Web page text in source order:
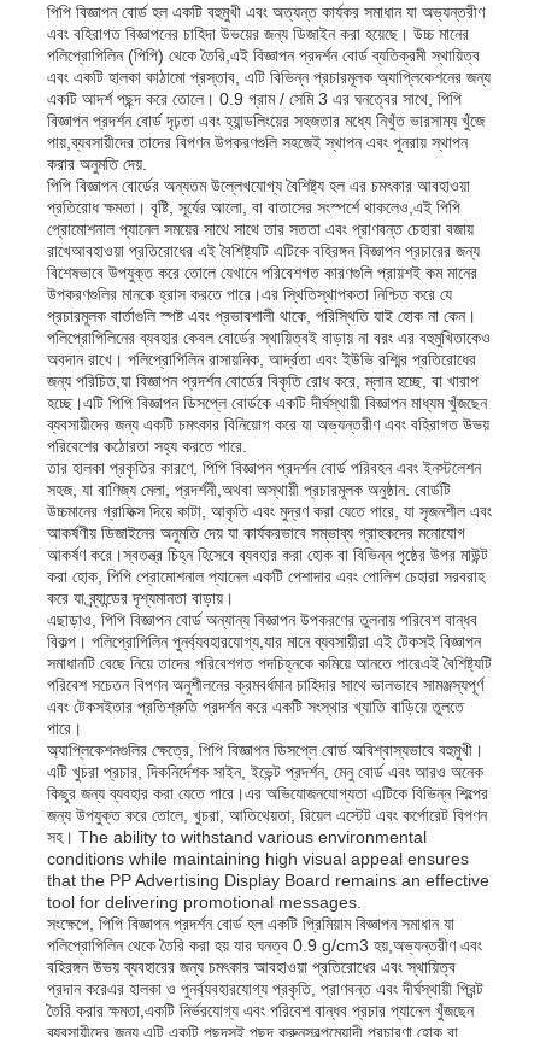
বাড়ি
পণ্য
আমাদের সম্পর্কে
পিপি বিজ্ঞাপন বোর্ড হল একটি বহুমুখী এবং অত্যন্ত কার্যকর সমাধান যা অভ্যন্তরীণ
এবং বহিরাগত বিজ্ঞাপনের চাহিদা উভয়ের জন্য ডিজাইন করা হয়েছে। উচ্চ মানের
পলিপ্রোপিলিন (পিপি) থেকে তৈরি,এই বিজ্ঞাপন প্রদর্শন বোর্ড ব্যতিক্রমী স্থায়িত্ব
এবং একটি হালকা কাঠামো প্রস্তাব, এটি বিভিন্ন প্রচারমূলক অ্যাপ্লিকেশনের জন্য
একটি আদর্শ পছন্দ করে তোলে। 0.9 গ্রাম / সেমি 3 এর ঘনত্বের সাথে, পিপি
বিজ্ঞাপন প্রদর্শন বোর্ড দৃঢ়তা এবং হ্যান্ডলিংয়ের সহজতার মধ্যে নিখুঁত ভারসাম্য খুঁজে
পায়,ব্যবসায়ীদের তাদের বিপণন উপকরণগুলি সহজেই স্থাপন এবং পুনরায় স্থাপন
করার অনুমতি দেয়.
পিপি বিজ্ঞাপন বোর্ডের অন্যতম উল্লেখযোগ্য বৈশিষ্ট্য হল এর চমৎকার আবহাওয়া
প্রতিরোধ ক্ষমতা। বৃষ্টি, সূর্যের আলো, বা বাতাসের সংস্পর্শে থাকলেও,এই পিপি
প্রোমোশনাল প্যানেল সময়ের সাথে সাথে তার সততা এবং প্রাণবন্ত চেহারা বজায়
রাখেআবহাওয়া প্রতিরোধের এই বৈশিষ্ট্যটি এটিকে বহিরঙ্গন বিজ্ঞাপন প্রচারের জন্য
বিশেষভাবে উপযুক্ত করে তোলে যেখানে পরিবেশগত কারণগুলি প্রায়শই কম মানের
উপকরণগুলির মানকে হ্রাস করতে পারে।এর স্থিতিস্থাপকতা নিশ্চিত করে যে
প্রচারমূলক বার্তাগুলি স্পষ্ট এবং প্রভাবশালী থাকে, পরিস্থিতি যাই হোক না কেন।
পলিপ্রোপিলিনের ব্যবহার কেবল বোর্ডের স্থায়িত্বই বাড়ায় না বরং এর বহুমুখিতাকেও
অবদান রাখে। পলিপ্রোপিলিন রাসায়নিক, আর্দ্রতা এবং ইউভি রশ্মির প্রতিরোধের
জন্য পরিচিত,যা বিজ্ঞাপন প্রদর্শন বোর্ডের বিকৃতি রোধ করে, ম্লান হচ্ছে, বা খারাপ
হচ্ছে।এটি পিপি বিজ্ঞাপন ডিসপ্লে বোর্ডকে একটি দীর্ঘস্থায়ী বিজ্ঞাপন মাধ্যম খুঁজছেন
ব্যবসায়ীদের জন্য একটি চমৎকার বিনিয়োগ করে যা অভ্যন্তরীণ এবং বহিরাগত উভয়
পরিবেশের কঠোরতা সহ্য করতে পারে.
তার হালকা প্রকৃতির কারণে, পিপি বিজ্ঞাপন প্রদর্শন বোর্ড পরিবহন এবং ইনস্টলেশন
সহজ, যা বাণিজ্য মেলা, প্রদর্শনী,অথবা অস্থায়ী প্রচারমূলক অনুষ্ঠান. বোর্ডটি
উচ্চমানের গ্রাফিক্স দিয়ে কাটা, আকৃতি এবং মুদ্রণ করা যেতে পারে, যা সৃজনশীল এবং
আকর্ষণীয় ডিজাইনের অনুমতি দেয় যা কার্যকরভাবে সম্ভাব্য গ্রাহকদের মনোযোগ
আকর্ষণ করে।স্বতন্ত্র চিহ্ন হিসেবে ব্যবহার করা হোক বা বিভিন্ন পৃষ্ঠের উপর মাউন্ট
করা হোক, পিপি প্রোমোশনাল প্যানেল একটি পেশাদার এবং পোলিশ চেহারা সরবরাহ
করে যা ব্র্যান্ডের দৃশ্যমানতা বাড়ায়।
এছাড়াও, পিপি বিজ্ঞাপন বোর্ড অন্যান্য বিজ্ঞাপন উপকরণের তুলনায় পরিবেশ বান্ধব
বিকল্প। পলিপ্রোপিলিন পুনর্ব্যবহারযোগ্য,যার মানে ব্যবসায়ীরা এই টেকসই বিজ্ঞাপন
সমাধানটি বেছে নিয়ে তাদের পরিবেশগত পদচিহ্নকে কমিয়ে আনতে পারেএই বৈশিষ্ট্যটি
পরিবেশ সচেতন বিপণন অনুশীলনের ক্রমবর্ধমান চাহিদার সাথে ভালভাবে সামঞ্জস্যপূর্ণ
এবং টেকসইতার প্রতিশ্রুতি প্রদর্শন করে একটি সংস্থার খ্যাতি বাড়িয়ে তুলতে
পারে।
অ্যাপ্লিকেশনগুলির ক্ষেত্রে, পিপি বিজ্ঞাপন ডিসপ্লে বোর্ড অবিশ্বাস্যভাবে বহুমুখী।
এটি খুচরা প্রচার, দিকনির্দেশক সাইন, ইভেন্ট প্রদর্শন, মেনু বোর্ড এবং আরও অনেক
কিছুর জন্য ব্যবহার করা যেতে পারে।এর অভিযোজনযোগ্যতা এটিকে বিভিন্ন শিল্পের
জন্য উপযুক্ত করে তোলে, খুচরা, আতিথেয়তা, রিয়েল এস্টেট এবং কর্পোরেট বিপণন
সহ। The ability to withstand various environmental
conditions while maintaining high visual appeal ensures
that the PP Advertising Display Board remains an effective
tool for delivering promotional messages.
সংক্ষেপে, পিপি বিজ্ঞাপন প্রদর্শন বোর্ড হল একটি প্রিমিয়াম বিজ্ঞাপন সমাধান যা
পলিপ্রোপিলিন থেকে তৈরি করা হয় যার ঘনত্ব 0.9 g/cm3 হয়,অভ্যন্তরীণ এবং
বহিরঙ্গন উভয় ব্যবহারের জন্য চমৎকার আবহাওয়া প্রতিরোধের এবং স্থায়িত্ব
প্রদান করেএর হালকা ও পুনর্ব্যবহারযোগ্য প্রকৃতি, প্রাণবন্ত এবং দীর্ঘস্থায়ী প্রিন্ট
তৈরি করার ক্ষমতা,একটি নির্ভরযোগ্য এবং পরিবেশ বান্ধব প্রচার প্যানেল খুঁজছেন
ব্যবসায়ীদের জন্য এটি একটি পছন্দসই পছন্দ করুনস্বল্পমেয়াদী প্রচারণা হোক বা